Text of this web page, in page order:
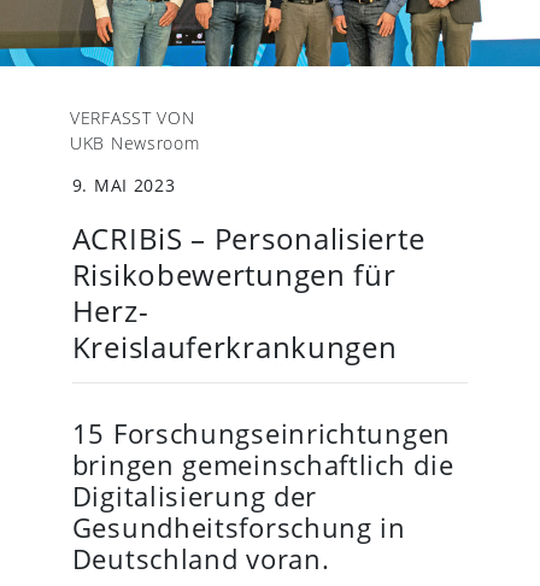
VERFASST VON
UKB Newsroom
9. MAI 2023
ACRIBiS – Personalisierte
Risikobewertungen für
Herz-
Kreislauferkrankungen
15 Forschungseinrichtungen
bringen gemeinschaftlich die
Digitalisierung der
Gesundheitsforschung in
Deutschland voran.